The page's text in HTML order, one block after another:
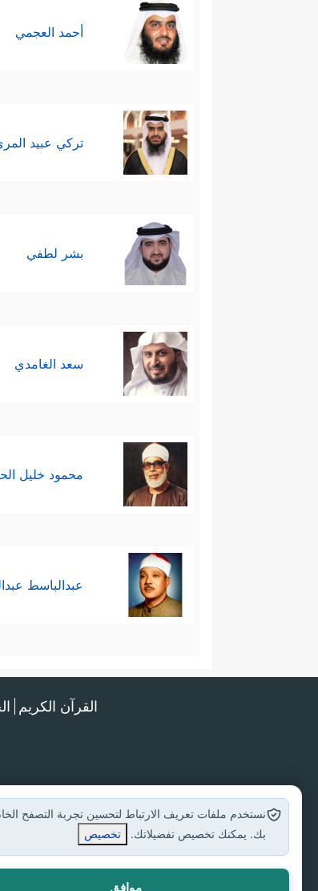
أحمد العجمي
تركي عبيد
بشر لطفي
سعد الغامدي
محمود خليل
عبدالباسط
القرآن الكريم
نستخدم ملفات تعريف الارتباط لتحسين تجربة التصفح
بك. يمكنك تخصيص تفضيلاتك.
تخصيص
موافق